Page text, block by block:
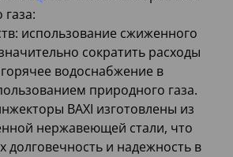
использование сжиженного
сократить расходы
водоснабжение в
природного газа.
BAXI изготовлены из
нержавеющей стали, что
долговечность и надежность в